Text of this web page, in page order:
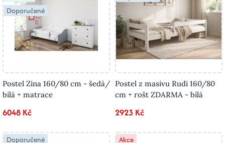
Doporučené
Postel Zina 160/80 cm - šedá/
bílá + matrace
6048 Kč
Postel z masivu Rudi 160/80
cm + rošt ZDARMA - bílá
2923 Kč
Doporučené
Akce